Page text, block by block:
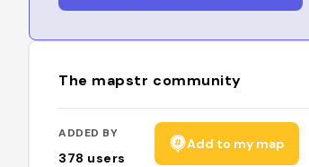
The mapstr community
ADDED BY
378 users
Add to my map